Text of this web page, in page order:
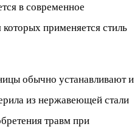
в современное
применяется стиль
обычно устанавливают и
из нержавеющей стали
травм при